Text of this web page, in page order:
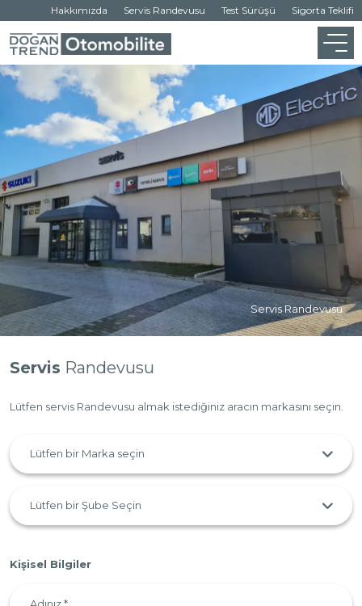
Hakkımızda Servis Randevusu Test Sürüşü Sigorta Teklifi
Servis Randevusu
Servis Randevusu
Lütfen servis Randevusu almak istediğiniz aracın markasını seçin.
Kişisel Bilgiler